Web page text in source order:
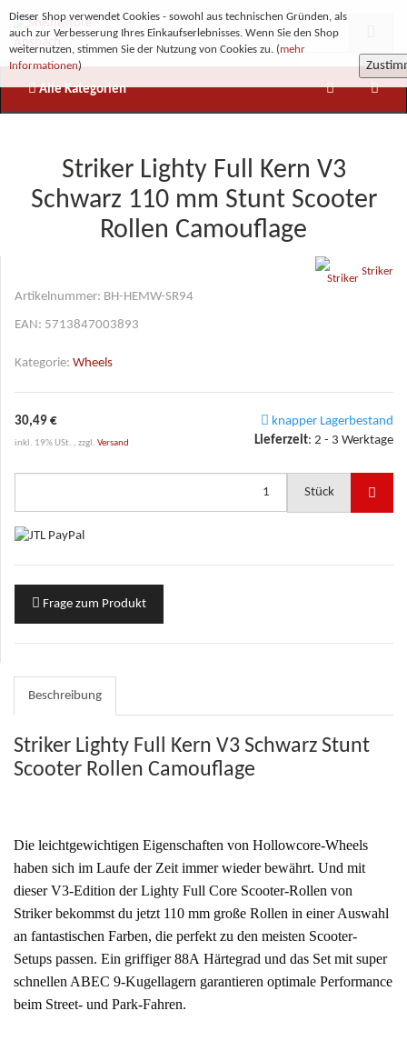
Alle Kategorien
Striker Lighty Full Kern V3
Schwarz 110 mm Stunt Scooter
Rollen Camouflage
Striker
Artikelnummer: BH-HEMW-SR94
EAN: 5713847003893
Kategorie: Wheels
30,49 €
inkl. 19% USt. , zzgl. Versand
knapper Lagerbestand
Lieferzeit: 2 - 3 Werktage
Stück
Frage zum Produkt
Beschreibung
Striker Lighty Full Kern V3 Schwarz Stunt
Scooter Rollen Camouflage
Die leichtgewichtigen Eigenschaften von Hollowcore-Wheels
haben sich im Laufe der Zeit immer wieder bewährt. Und mit
dieser V3-Edition der Lighty Full Core Scooter-Rollen von
Striker bekommst du jetzt 110 mm große Rollen in einer Auswahl
an fantastischen Farben, die perfekt zu den meisten Scooter-
Setups passen. Ein griffiger 88A Härtegrad und das Set mit super
schnellen ABEC 9-Kugellagern garantieren optimale Performance
beim Street- und Park-Fahren.
Dieser Shop verwendet Cookies - sowohl aus technischen Gründen, als
auch zur Verbesserung Ihres Einkaufserlebnisses. Wenn Sie den Shop
weiternutzen, stimmen Sie der Nutzung von Cookies zu. (mehr
Informationen)